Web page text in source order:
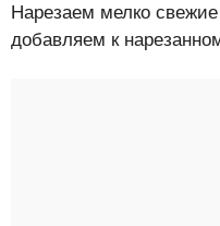
Нарезаем мелко
добавляем к